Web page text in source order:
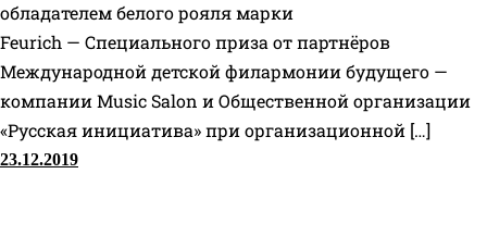
обладателем белого рояля марки
Feurich — Специального приза от партнёров
Международной детской филармонии будущего —
компании Music Salon и Общественной организации
«Русская инициатива» при организационной […]
23.12.2019